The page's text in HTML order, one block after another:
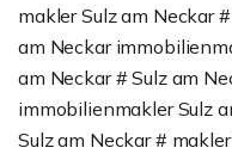
makler Sulz am Neckar
am Neckar
am Neckar # Sulz am
immobilienmakler Sulz
Sulz am Neckar #